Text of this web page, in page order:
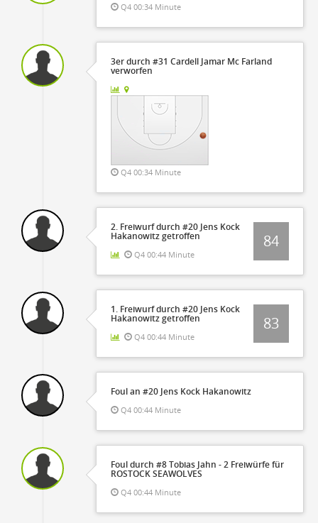
Q4 00:34 Minute
3er durch #31 Cardell Jamar Mc Farland
verworfen
Q4 00:34 Minute
2. Freiwurf durch #20 Jens Kock
Hakanowitz getroffen
Q4 00:44 Minute
84
1. Freiwurf durch #20 Jens Kock
Hakanowitz getroffen
Q4 00:44 Minute
83
Foul an #20 Jens Kock Hakanowitz
Q4 00:44 Minute
Foul durch #8 Tobias Jahn - 2 Freiwürfe für
ROSTOCK SEAWOLVES
Q4 00:44 Minute